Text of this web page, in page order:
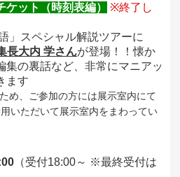
ット（時刻表編）
※終了し
」スペシャル解説ツアーに
長大内 学さんが登場！！懐か
集の裏話など、非常にマニアッ
ます
め、ご参加の方には展示室内にて
いただいて展示室内をまわってい
（受付18:00～ ※最終受付は